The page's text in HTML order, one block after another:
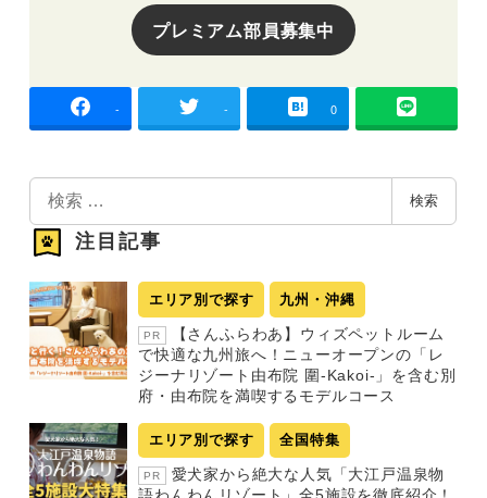
プレミアム部員募集中
- - 0
検
索
検索
注目記事
エリア別で探す 九州・沖縄
PR
【さんふらわあ】ウィズペットルーム
で快適な九州旅へ！ニューオープンの「レ
ジーナリゾート由布院 圍-Kakoi-」を含む別
府・由布院を満喫するモデルコース
エリア別で探す 全国特集
PR
愛犬家から絶大な人気「大江戸温泉物